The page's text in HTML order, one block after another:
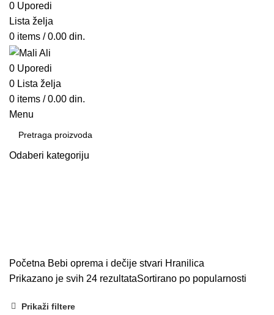
0 Uporedi
Lista želja
0 items / 0.00 din.
0 Uporedi
0 Lista želja
0 items / 0.00 din.
Menu
Odaberi kategoriju
Početna Bebi oprema i dečije stvari Hranilica
Prikazano je svih 24 rezultataSortirano po popularnosti
Prikaži filtere